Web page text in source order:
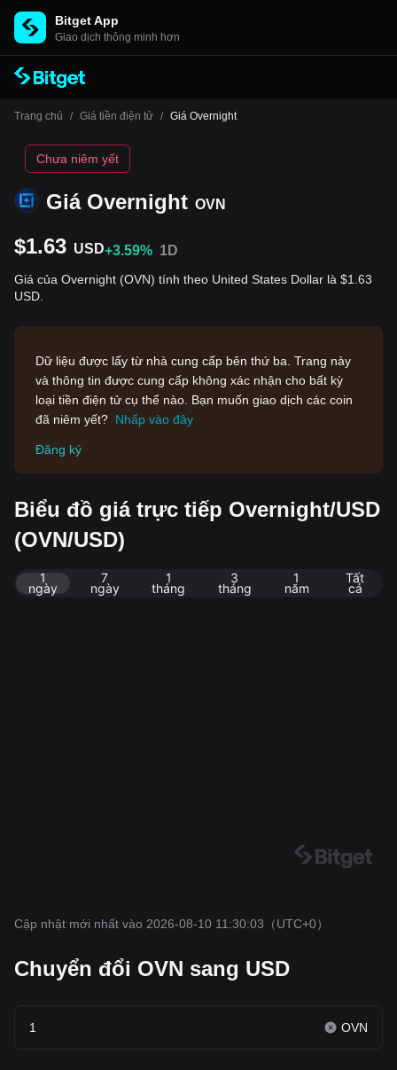
Bitget App
Giao dịch thông minh hơn
Trang chủ / Giá tiền điện tử / Giá Overnight
Giá Overnight OVN
Chưa niêm yết
$1.63 USD+3.59% 1D
Giá của Overnight (OVN) tính theo United States Dollar là $1.63
USD.
Dữ liệu được lấy từ nhà cung cấp bên thứ ba. Trang này
và thông tin được cung cấp không xác nhận cho bất kỳ
loại tiền điện tử cụ thể nào. Bạn muốn giao dịch các coin
đã niêm yết? Nhấp vào đây
Đăng ký
Biểu đồ giá trực tiếp Overnight/USD
(OVN/USD)
1
ngày
7
ngày
1
tháng
3
tháng
1
năm
Tất
cả
Cập nhật mới nhất vào 2026-08-10 11:30:03 （UTC+0）
Chuyển đổi OVN sang USD
OVN